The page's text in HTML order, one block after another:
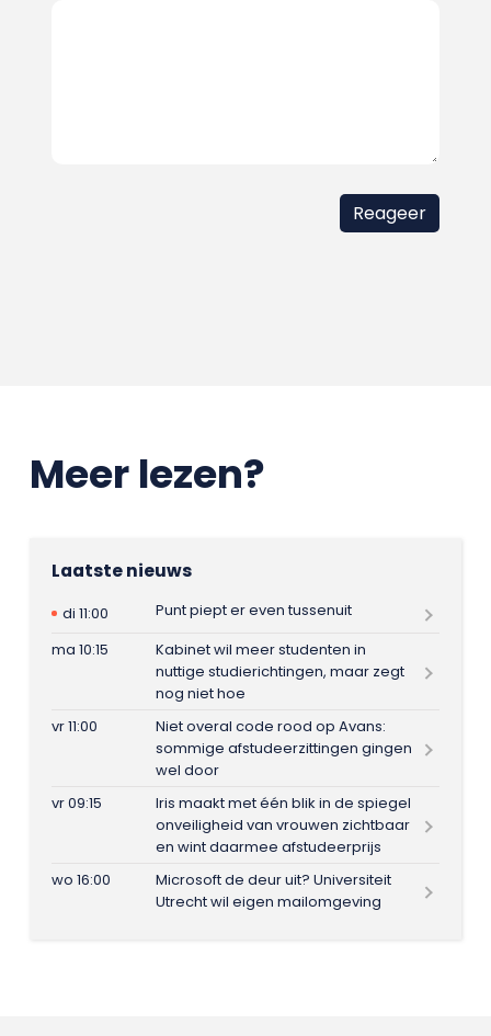
Meer lezen?
Laatste nieuws
di 11:00
Punt piept er even tussenuit
ma 10:15
Kabinet wil meer studenten in
nuttige studierichtingen, maar zegt
nog niet hoe
vr 11:00
Niet overal code rood op Avans:
sommige afstudeerzittingen gingen
wel door
vr 09:15
Iris maakt met één blik in de spiegel
onveiligheid van vrouwen zichtbaar
en wint daarmee afstudeerprijs
wo 16:00
Microsoft de deur uit? Universiteit
Utrecht wil eigen mailomgeving